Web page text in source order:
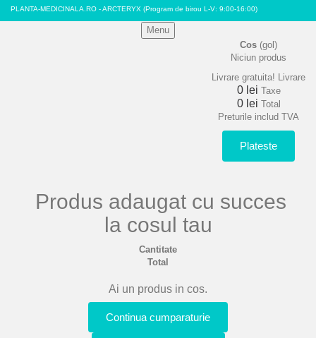
PLANTA-MEDICINALA.RO - ARCTERYX (Program de birou L-V: 9:00-16:00)
Menu
Cos (gol)
Niciun produs
Livrare gratuita! Livrare
0 lei Taxe
0 lei Total
Preturile includ TVA
Plateste
Produs adaugat cu succes
la cosul tau
Cantitate
Total
Ai un produs in cos.
Continua cumparaturie